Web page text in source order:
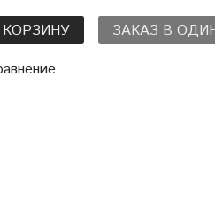
КОРЗИНУ
ЗАКАЗ В